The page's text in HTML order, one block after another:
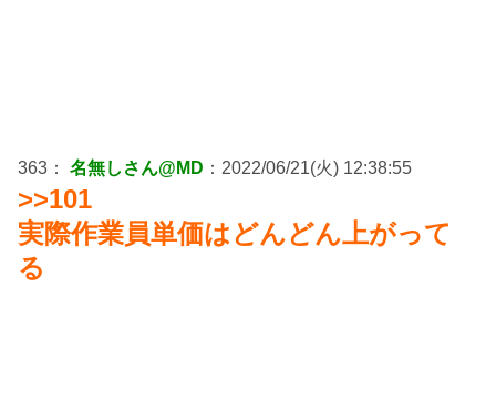
363： 名無しさん@MD ：2022/06/21(火) 12:38:55
>>101
実際作業員単価はどんどん上がって
る